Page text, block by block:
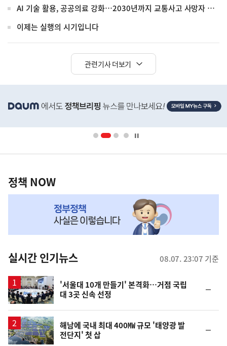
AI 기술 활용, 공공의료 강화…2030년까지 교통사고 사망자 30%↓
이제는 실행의 시기입니다
관련기사 더보기
단
영
책
NOW,
뉴
스
정책 NOW
실시간 인기뉴스 08.07. 23:07 기준
'서울대 10개 만들기' 본격화…거점 국립
대 3곳 신속 선정
일
해남에 국내 최대 400㎿ 규모 '태양광 발
전단지' 첫 삽